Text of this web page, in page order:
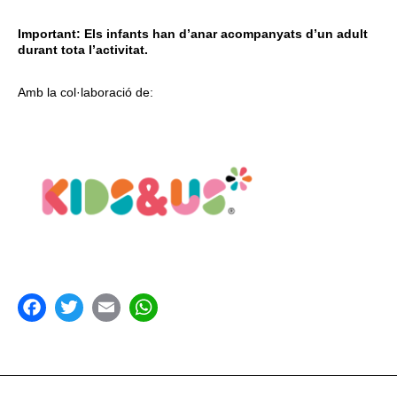
Important: Els infants han d’anar acompanyats d’un adult
durant tota l’activitat.
Amb la col·laboració de: